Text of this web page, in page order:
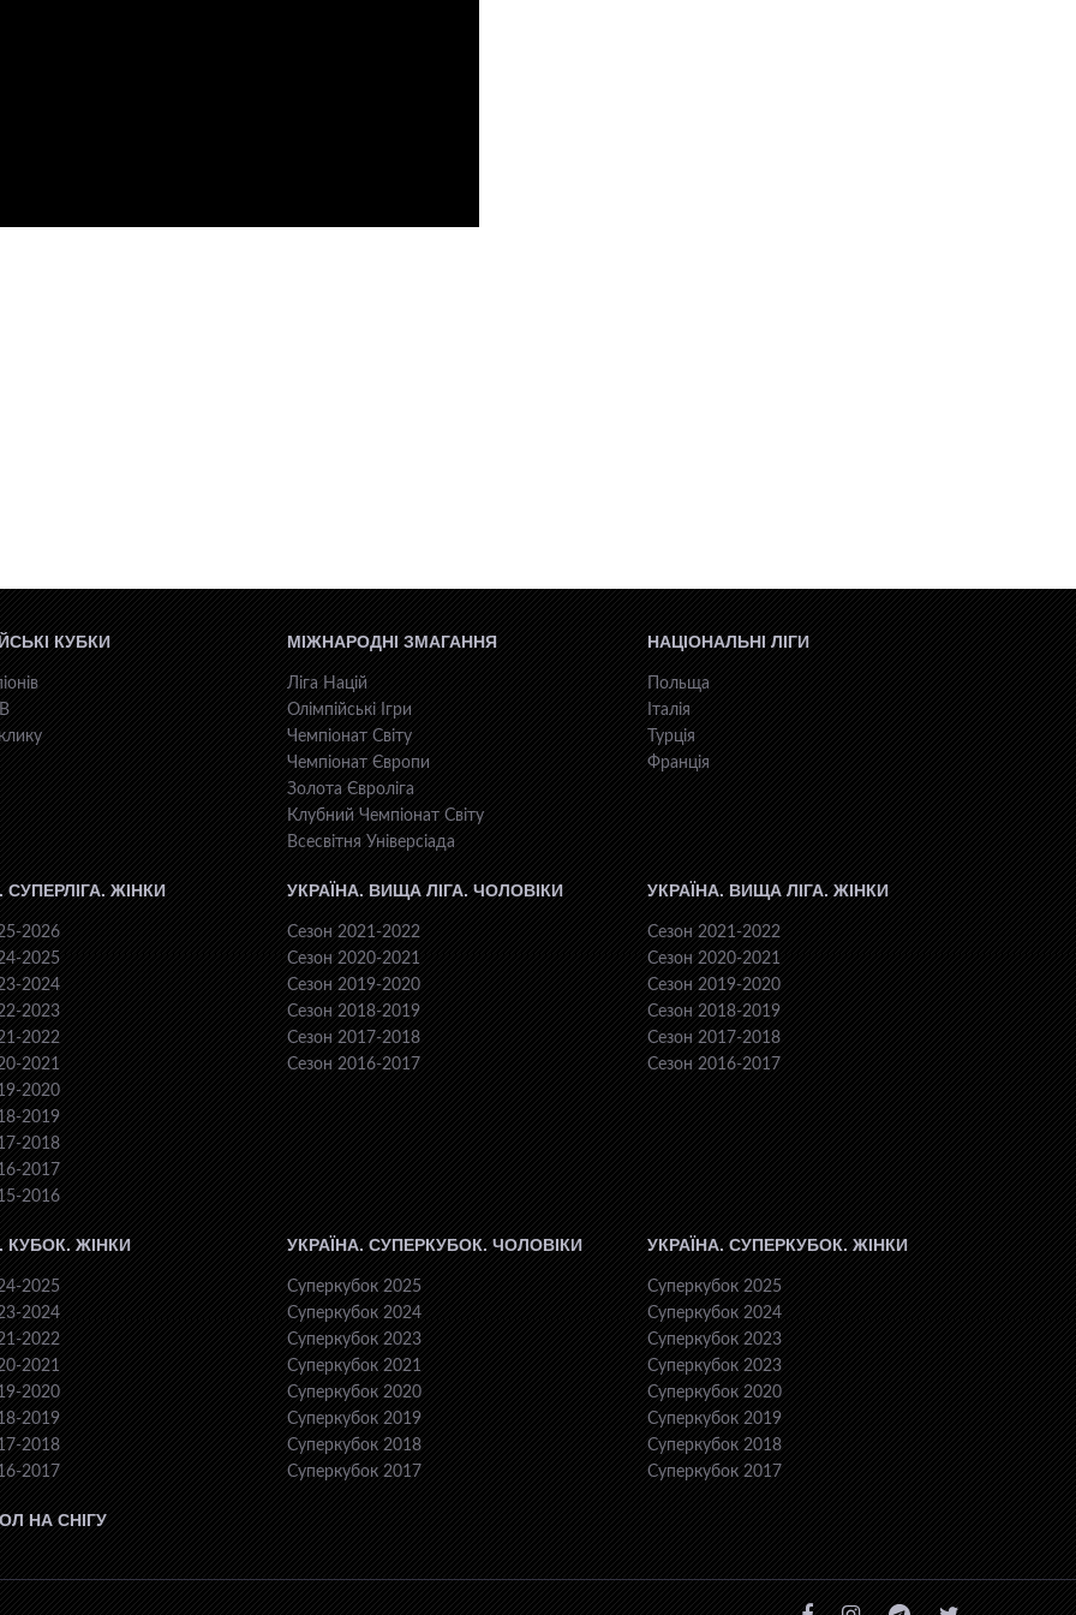
КУБКИ МІЖНАРОДНІ ЗМАГАННЯ
Ліга Націй
Олімпійські Ігри
Чемпіонат Світу
Чемпіонат Європи
Золота Євроліга
Клубний Чемпіонат Світу
Всесвiтня Унiверсiaда
НАЦІОНАЛЬНІ ЛІГИ
Польща
Італія
Турція
Франція
СУПЕРЛІГА. ЖІНКИ
2026
2025
2024
2023
2022
2021
2020
2019
2018
2017
2016
УКРАЇНА. ВИЩА ЛІГА. ЧОЛОВІКИ
Сезон 2021-2022
Сезон 2020-2021
Сезон 2019-2020
Сезон 2018-2019
Сезон 2017-2018
Сезон 2016-2017
УКРАЇНА. ВИЩА ЛІГА. ЖІНКИ
Сезон 2021-2022
Сезон 2020-2021
Сезон 2019-2020
Сезон 2018-2019
Сезон 2017-2018
Сезон 2016-2017
КУБОК. ЖІНКИ
2025
2024
2022
2021
2020
2019
2018
2017
УКРАЇНА. СУПЕРКУБОК. ЧОЛОВІКИ
Суперкубок 2025
Суперкубок 2024
Суперкубок 2023
Суперкубок 2021
Суперкубок 2020
Суперкубок 2019
Суперкубок 2018
Суперкубок 2017
УКРАЇНА. СУПЕРКУБОК. ЖІНКИ
Суперкубок 2025
Суперкубок 2024
Суперкубок 2023
Суперкубок 2023
Суперкубок 2020
Суперкубок 2019
Суперкубок 2018
Суперкубок 2017
НА СНІГУ